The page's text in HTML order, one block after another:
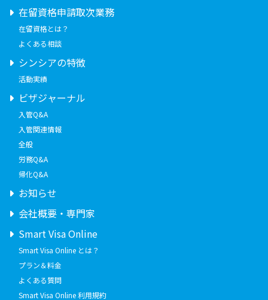
在留資格申請取次業務
在留資格とは？
よくある相談
シンシアの特徴
活動実績
ビザジャーナル
入管Q&A
入管関連情報
全般
労務Q&A
帰化Q&A
お知らせ
会社概要・専門家
Smart Visa Online
Smart Visa Online とは？
プラン＆料金
よくある質問
Smart Visa Online 利用規約